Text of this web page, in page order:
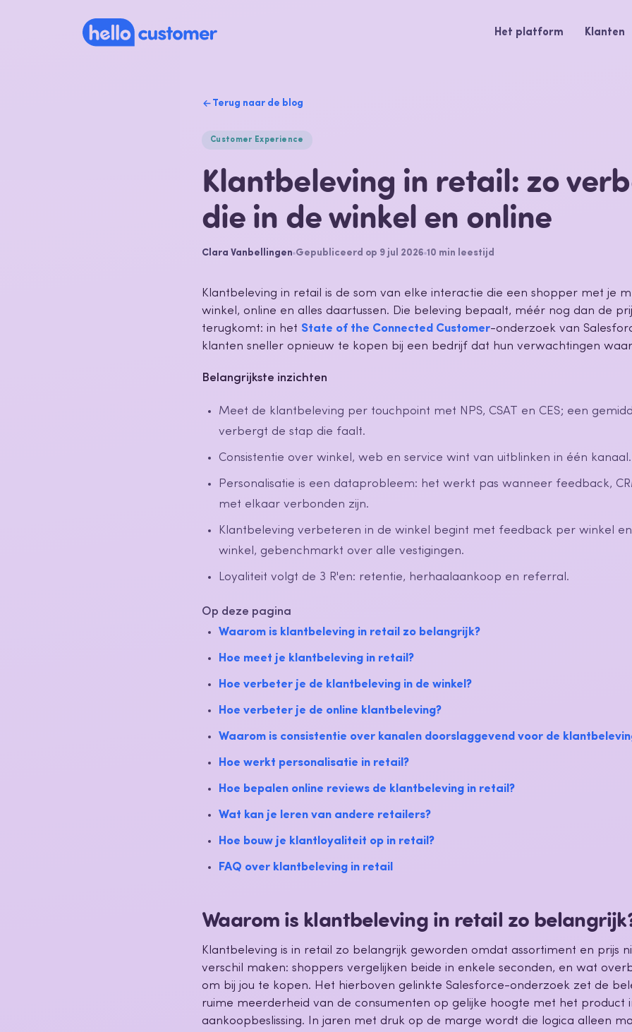
Het platform Klanten
Terug naar de blog
Customer Experience
Klantbeleving in retail: zo
die in de winkel en online
Clara Vanbellingen Gepubliceerd op 9 jul 2026 10 min leestijd
Klantbeleving in retail is de som van elke interactie die een shopper met je
winkel, online en alles daartussen. Die beleving bepaalt, méér nog dan de
terugkomt: in het State of the Connected Customer-onderzoek van
klanten sneller opnieuw te kopen bij een bedrijf dat hun verwachtingen
Belangrijkste inzichten
Meet de klantbeleving per touchpoint met NPS, CSAT en CES; een
verbergt de stap die faalt.
Consistentie over winkel, web en service wint van uitblinken in één kanaal.
Personalisatie is een dataprobleem: het werkt pas wanneer feedback,
met elkaar verbonden zijn.
Klantbeleving verbeteren in de winkel begint met feedback per winkel
winkel, gebenchmarkt over alle vestigingen.
Loyaliteit volgt de 3 R'en: retentie, herhaalaankoop en referral.
Op deze pagina
Waarom is klantbeleving in retail zo belangrijk?
Hoe meet je klantbeleving in retail?
Hoe verbeter je de klantbeleving in de winkel?
Hoe verbeter je de online klantbeleving?
Waarom is consistentie over kanalen doorslaggevend voor de
Hoe werkt personalisatie in retail?
Hoe bepalen online reviews de klantbeleving in retail?
Wat kan je leren van andere retailers?
Hoe bouw je klantloyaliteit op in retail?
FAQ over klantbeleving in retail
Waarom is klantbeleving in retail zo
Klantbeleving is in retail zo belangrijk geworden omdat assortiment en prijs
verschil maken: shoppers vergelijken beide in enkele seconden, en wat
om bij jou te kopen. Het hierboven gelinkte Salesforce-onderzoek zet de
ruime meerderheid van de consumenten op gelijke hoogte met het product
aankoopbeslissing. In jaren met druk op de marge wordt die logica alleen